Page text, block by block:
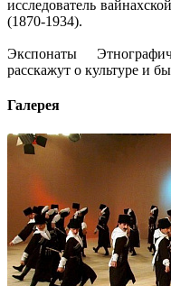
исследователь
(1870-1934).
Экспонаты
расскажут о культуре и
Галерея